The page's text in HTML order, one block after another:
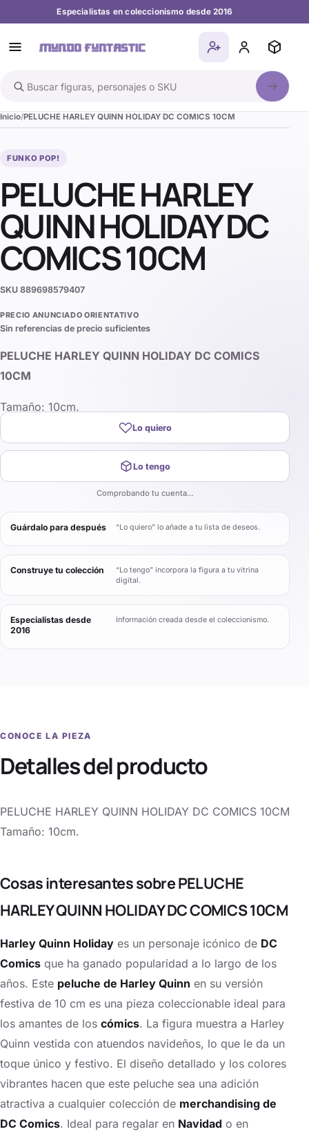
Especialistas en coleccionismo desde 2016
Buscar en el catálogo
Inicio PELUCHE HARLEY QUINN HOLIDAY DC COMICS 10CM
FUNKO POP!
PELUCHE HARLEY
QUINN HOLIDAY DC
COMICS 10CM
SKU 889698579407
PRECIO ANUNCIADO ORIENTATIVO
Sin referencias de precio suficientes
PELUCHE HARLEY QUINN HOLIDAY DC COMICS
10CM
Tamaño: 10cm.
Lo quiero
Lo tengo
Comprobando tu cuenta…
Guárdalo para después “Lo quiero” lo añade a tu lista de deseos.
Construye tu colección
“Lo tengo” incorpora la figura a tu vitrina
digital.
Especialistas desde
2016
Información creada desde el coleccionismo.
CONOCE LA PIEZA
Detalles del producto
PELUCHE HARLEY QUINN HOLIDAY DC COMICS 10CM
Tamaño: 10cm.
Cosas interesantes sobre PELUCHE
HARLEY QUINN HOLIDAY DC COMICS 10CM
Harley Quinn Holiday es un personaje icónico de DC
Comics que ha ganado popularidad a lo largo de los
años. Este peluche de Harley Quinn en su versión
festiva de 10 cm es una pieza coleccionable ideal para
los amantes de los cómics. La figura muestra a Harley
Quinn vestida con atuendos navideños, lo que le da un
toque único y festivo. El diseño detallado y los colores
vibrantes hacen que este peluche sea una adición
atractiva a cualquier colección de merchandising de
DC Comics. Ideal para regalar en Navidad o en